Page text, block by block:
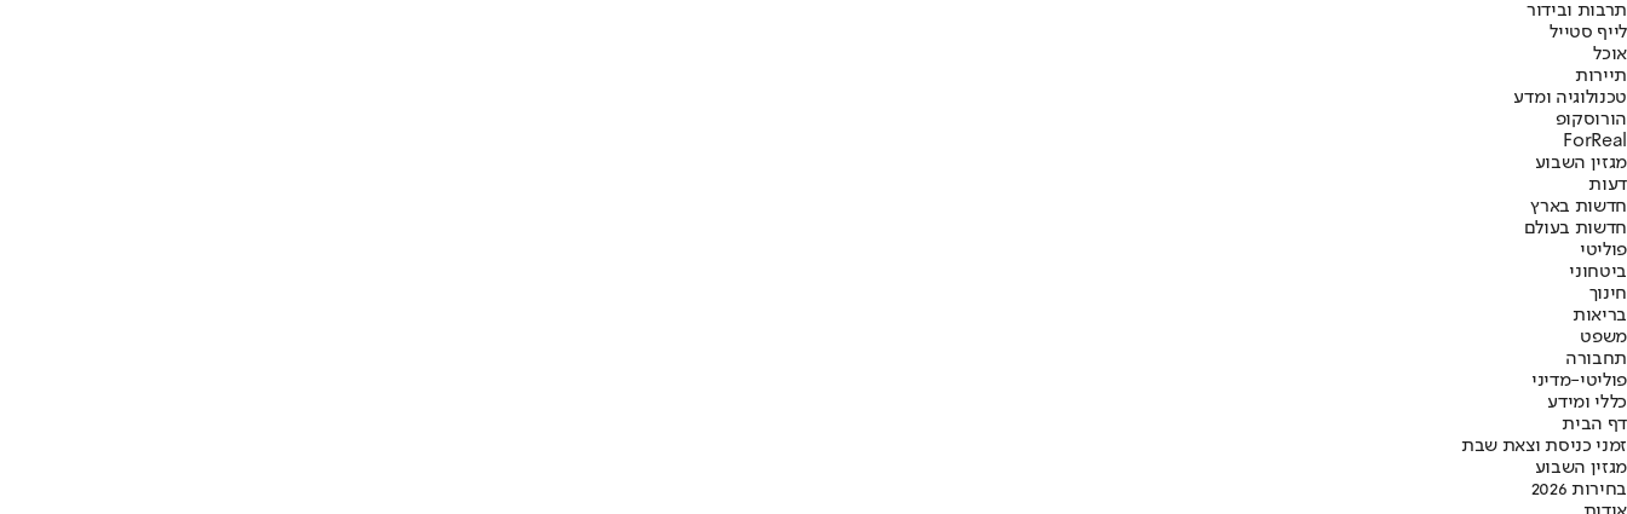
תרבות ובידור
לייף סטייל
אוכל
תיירות
טכנולוגיה ומדע
הורוסקופ
ForReal
מגזין השבוע
דעות
חדשות בארץ
חדשות בעולם
פוליטי
ביטחוני
חינוך
בריאות
משפט
תחבורה
פוליטי-מדיני
כללי ומידע
דף הבית
זמני כניסת וצאת שבת
מגזין השבוע
בחירות 2026